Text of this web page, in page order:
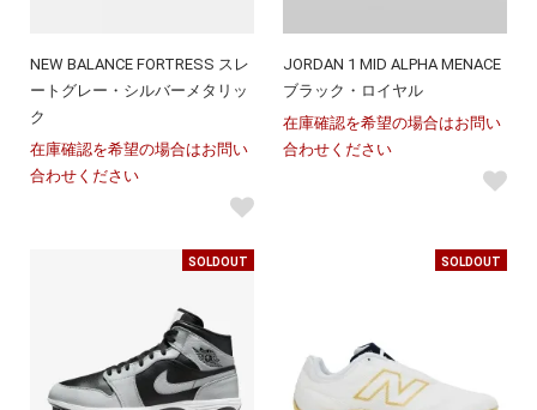
NEW BALANCE FORTRESS スレ
ートグレー・シルバーメタリッ
ク
在庫確認を希望の場合はお問い
合わせください
JORDAN 1 MID ALPHA MENACE
ブラック・ロイヤル
在庫確認を希望の場合はお問い
合わせください
SOLDOUT SOLDOUT